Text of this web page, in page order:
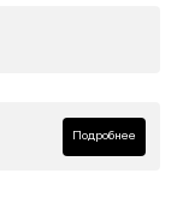
Подробнее